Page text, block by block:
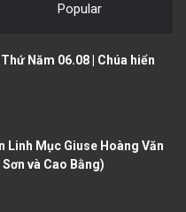
Popular
Năm 06.08 | Chúa hiển
Linh Mục Giuse Hoàng Văn
và Cao Bằng)